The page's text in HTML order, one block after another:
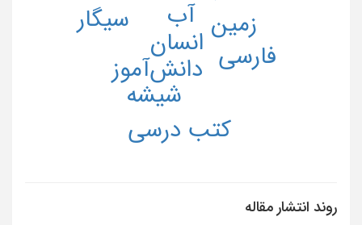
آب
انسان
دانش‌آموز
زمین سیگار
شیشه
فارسی
کتب درسی
روند انتشار مقاله